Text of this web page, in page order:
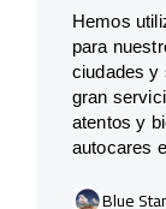
Hemos
para
ciudades y
gran
atentos y
autocares
Blue